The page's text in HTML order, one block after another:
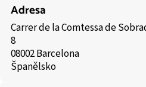
Adresa
Carrer de la Comtessa de
8
08002 Barcelona
Španělsko